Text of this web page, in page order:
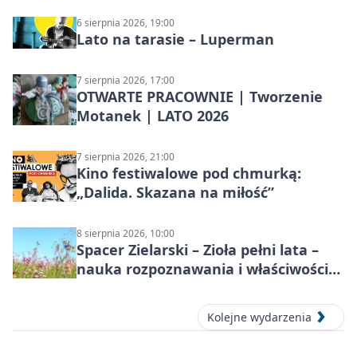
6 sierpnia 2026, 19:00
Lato na tarasie – Luperman
7 sierpnia 2026, 17:00
OTWARTE PRACOWNIE | Tworzenie
Motanek | LATO 2026
7 sierpnia 2026, 21:00
Kino festiwalowe pod chmurką:
„Dalida. Skazana na miłość”
8 sierpnia 2026, 10:00
Spacer Zielarski – Zioła pełni lata –
nauka rozpoznawania i właściwości
Kolejne wydarzenia